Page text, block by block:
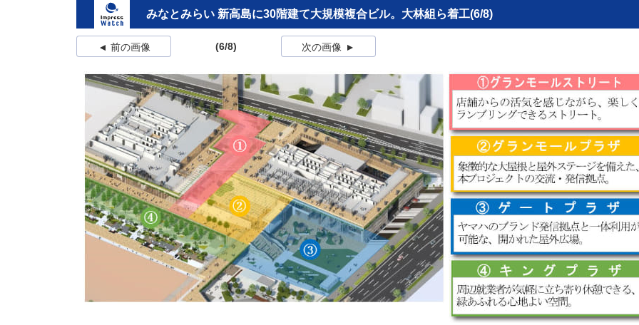
みなとみらい 新高島に30階建て大規模複合ビル。大林組ら着工(6/8)
前の画像 (6/8) 次の画像